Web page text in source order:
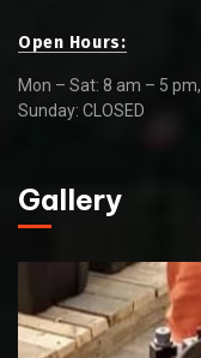
Open Hours:
Mon – Sat: 8 am – 5 pm,
Sunday: CLOSED
Gallery